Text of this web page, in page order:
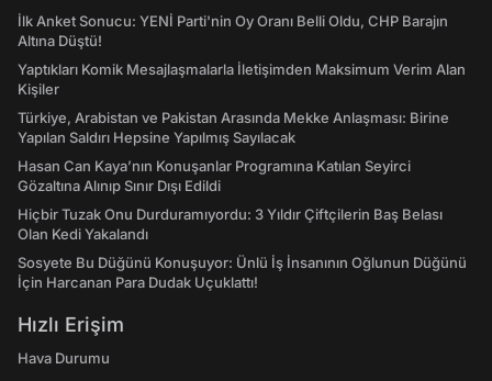
İlk Anket Sonucu: YENİ Parti'nin Oy Oranı Belli Oldu, CHP Barajın
Altına Düştü!
Yaptıkları Komik Mesajlaşmalarla İletişimden Maksimum Verim Alan
Kişiler
Türkiye, Arabistan ve Pakistan Arasında Mekke Anlaşması: Birine
Yapılan Saldırı Hepsine Yapılmış Sayılacak
Hasan Can Kaya’nın Konuşanlar Programına Katılan Seyirci
Gözaltına Alınıp Sınır Dışı Edildi
Hiçbir Tuzak Onu Durduramıyordu: 3 Yıldır Çiftçilerin Baş Belası
Olan Kedi Yakalandı
Sosyete Bu Düğünü Konuşuyor: Ünlü İş İnsanının Oğlunun Düğünü
İçin Harcanan Para Dudak Uçuklattı!
Hızlı Erişim
Hava Durumu